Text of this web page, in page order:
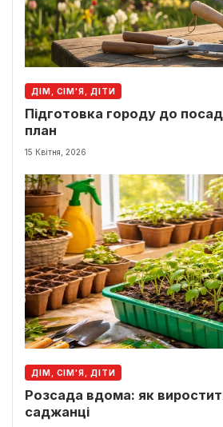
ДІМ, СІМ'Я, ДІТИ
Підготовка городу до
план
15 Квітня, 2026
ДІМ, СІМ'Я, ДІТИ
Розсада вдома: як
саджанці